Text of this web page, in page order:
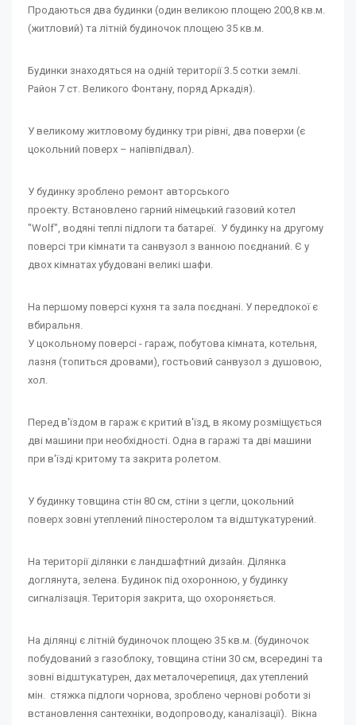
Продаються два будинки (один великою площею 200,8 кв.м.
(житловий) та літній будиночок площею 35 кв.м.
Будинки знаходяться на одній території 3.5 сотки землі.
Район 7 ст. Великого Фонтану, поряд Аркадія).
У великому житловому будинку три рівні, два поверхи (є
цокольний поверх – напівпідвал).
У будинку зроблено ремонт авторського
проекту. Встановлено гарний німецький газовий котел
"Wolf", водяні теплі підлоги та батареї. У будинку на другому
поверсі три кімнати та санвузол з ванною поєднаний. Є у
двох кімнатах убудовані великі шафи.
На першому поверсі кухня та зала поєднані. У передпокої є
вбиральня.
У цокольному поверсі - гараж, побутова кімната, котельня,
лазня (топиться дровами), гостьовий санвузол з душовою,
хол.
Перед в'їздом в гараж є критий в'їзд, в якому розміщується
дві машини при необхідності. Одна в гаражі та дві машини
при в'їзді критому та закрита ролетом.
У будинку товщина стін 80 см, стіни з цегли, цокольний
поверх зовні утеплений піностеролом та відштукатурений.
На території ділянки є ландшафтний дизайн. Ділянка
доглянута, зелена. Будинок під охоронною, у будинку
сигналізація. Територія закрита, що охороняється.
На ділянці є літній будиночок площею 35 кв.м. (будиночок
побудований з газоблоку, товщина стіни 30 см, всередині та
зовні відштукатурен, дах металочерепиця, дах утеплений
мін. стяжка підлоги чорнова, зроблено чернові роботи зі
встановлення сантехніки, водопроводу, каналізації). Вікна